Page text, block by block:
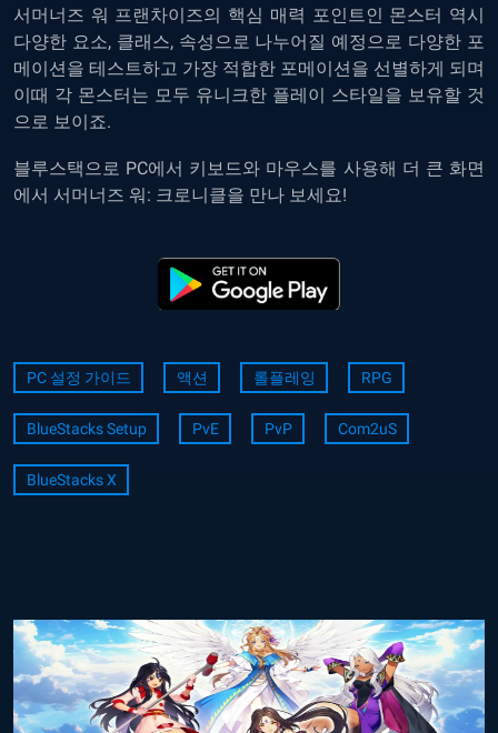
서머너즈 워 프랜차이즈의 핵심 매력 포인트인 몬스터 역시
다양한 요소, 클래스, 속성으로 나누어질 예정으로 다양한 포
메이션을 테스트하고 가장 적합한 포메이션을 선별하게 되며
이때 각 몬스터는 모두 유니크한 플레이 스타일을 보유할 것
으로 보이죠.
블루스택으로 PC에서 키보드와 마우스를 사용해 더 큰 화면
에서 서머너즈 워: 크로니클을 만나 보세요!
PC 설정 가이드 액션 롤플레잉 RPG
BlueStacks Setup PvE PvP Com2uS
BlueStacks X